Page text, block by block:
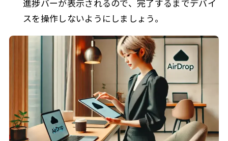
進捗バーが表示されるので、完了するまでデバイ
スを操作しないようにしましょう。